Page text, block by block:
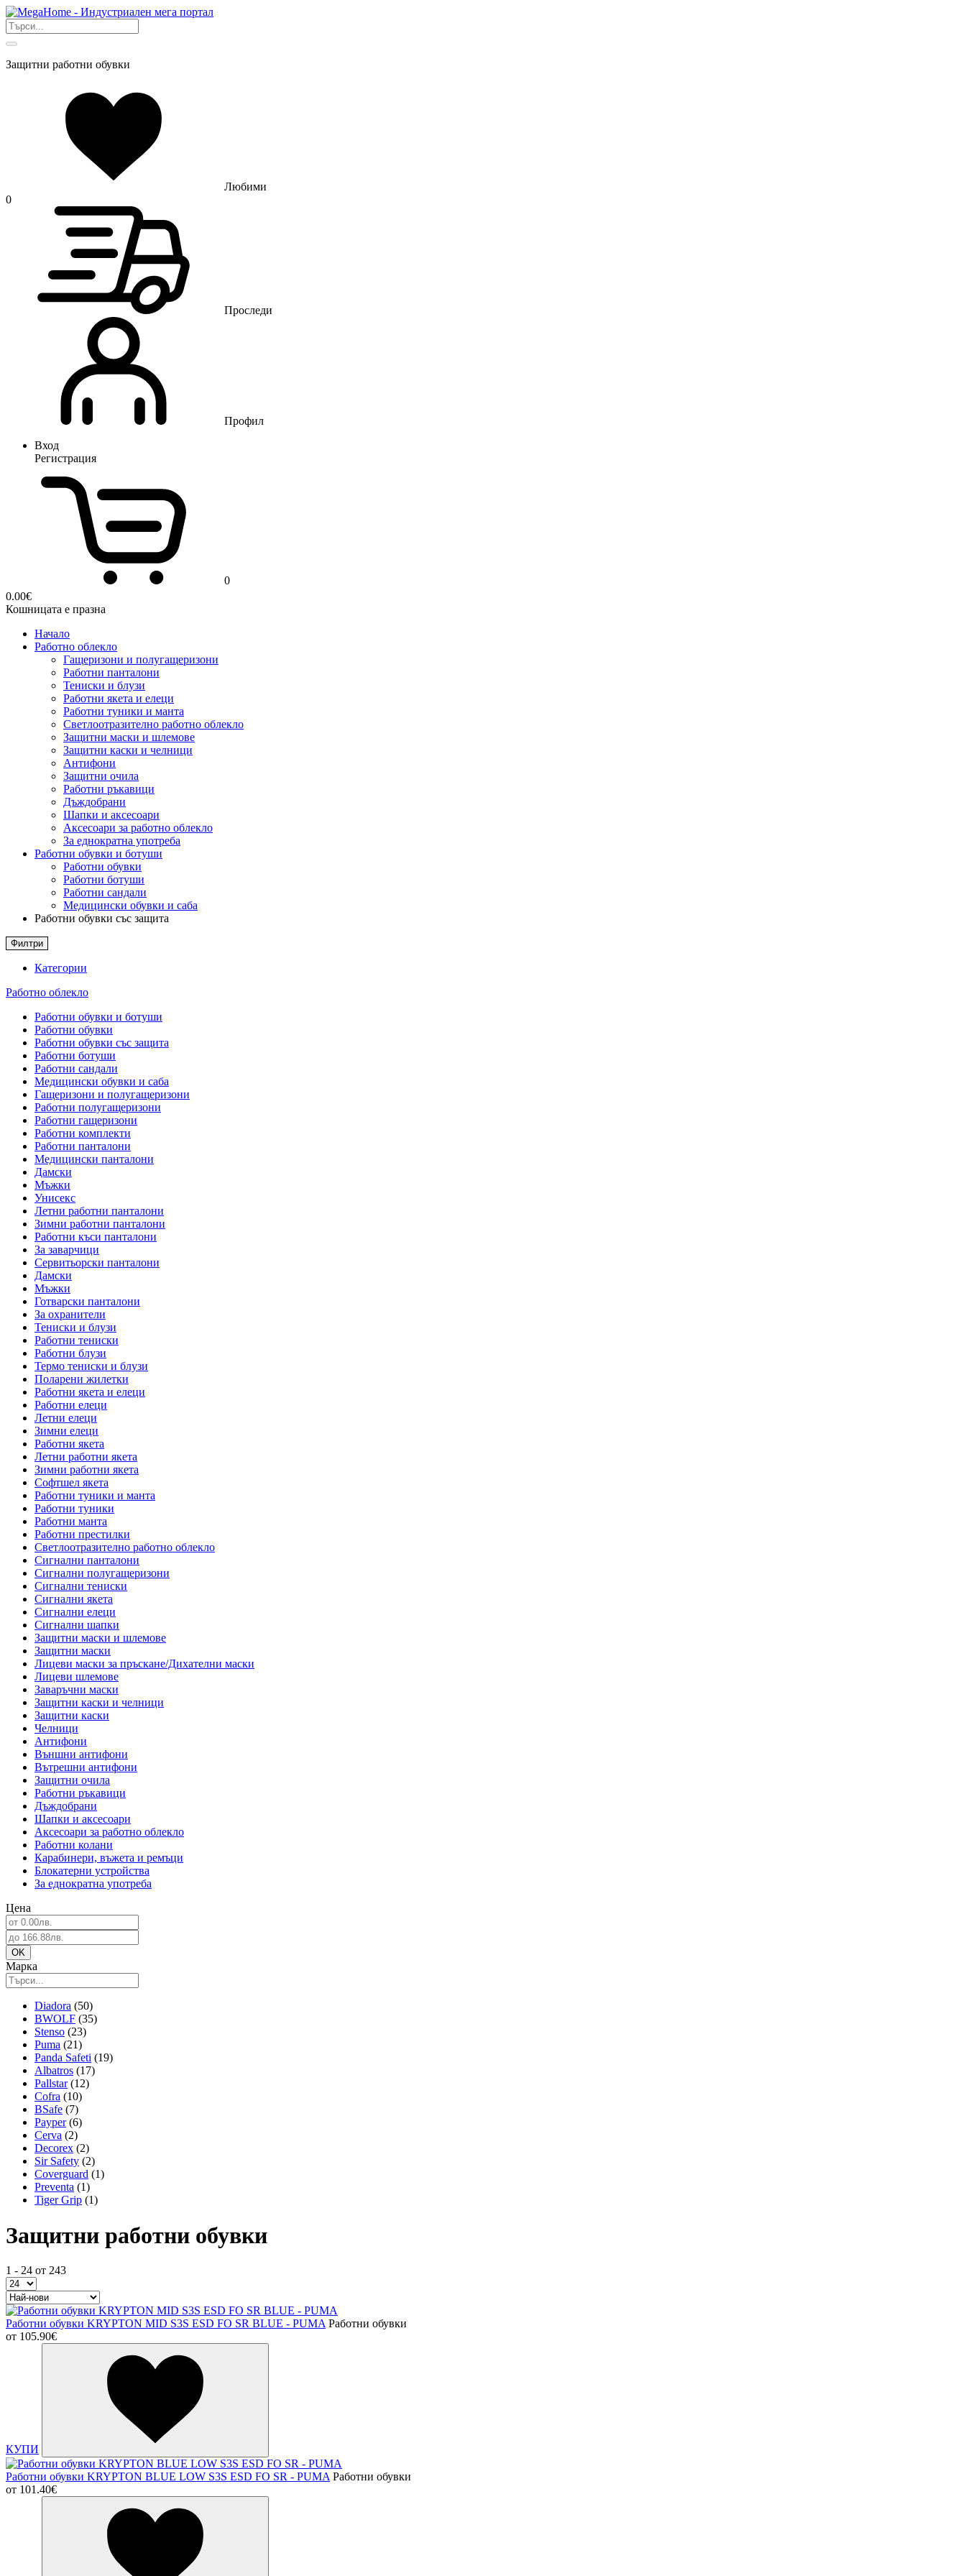
Защитни работни обувки
Любими
0
Проследи
Профил
Вход
Регистрация
0
0.00€
Кошницата е празна
Начало
Работно облекло
Гащеризони и полугащеризони
Работни панталони
Тениски и блузи
Работни якета и елеци
Работни туники и манта
Светлоотразително работно облекло
Защитни маски и шлемове
Защитни каски и челници
Антифони
Защитни очила
Работни ръкавици
Дъждобрани
Шапки и аксесоари
Аксесоари за работно облекло
За еднократна употреба
Работни обувки и ботуши
Работни обувки
Работни ботуши
Работни сандали
Медицински обувки и саба
Работни обувки със защита
Филтри
Категории
Работно облекло
Работни обувки и ботуши
Работни обувки
Работни обувки със защита
Работни ботуши
Работни сандали
Медицински обувки и саба
Гащеризони и полугащеризони
Работни полугащеризони
Работни гащеризони
Работни комплекти
Работни панталони
Медицински панталони
Дамски
Мъжки
Унисекс
Летни работни панталони
Зимни работни панталони
Работни къси панталони
За заварчици
Сервитьорски панталони
Дамски
Мъжки
Готварски панталони
За охранители
Тениски и блузи
Работни тениски
Работни блузи
Термо тениски и блузи
Поларени жилетки
Работни якета и елеци
Работни елеци
Летни елеци
Зимни елеци
Работни якета
Летни работни якета
Зимни работни якета
Софтшел якета
Работни туники и манта
Работни туники
Работни манта
Работни престилки
Светлоотразително работно облекло
Сигнални панталони
Сигнални полугащеризони
Сигнални тениски
Сигнални якета
Сигнални елеци
Сигнални шапки
Защитни маски и шлемове
Защитни маски
Лицеви маски за пръскане/Дихателни маски
Лицеви шлемове
Заваръчни маски
Защитни каски и челници
Защитни каски
Челници
Антифони
Външни антифони
Вътрешни антифони
Защитни очила
Работни ръкавици
Дъждобрани
Шапки и аксесоари
Аксесоари за работно облекло
Работни колани
Карабинери, въжета и ремъци
Блокатерни устройства
За еднократна употреба
Цена
Марка
Diadora (50)
BWOLF (35)
Stenso (23)
Puma (21)
Panda Safeti (19)
Albatros (17)
Pallstar (12)
Cofra (10)
BSafe (7)
Payper (6)
Cerva (2)
Decorex (2)
Sir Safety (2)
Coverguard (1)
Preventa (1)
Tiger Grip (1)
Защитни работни обувки
1 - 24 от 243
Работни обувки KRYPTON MID S3S ESD FO SR BLUE - PUMA Работни обувки
от 105.90€
КУПИ
Работни обувки KRYPTON BLUE LOW S3S ESD FO SR - PUMA Работни обувки
от 101.40€